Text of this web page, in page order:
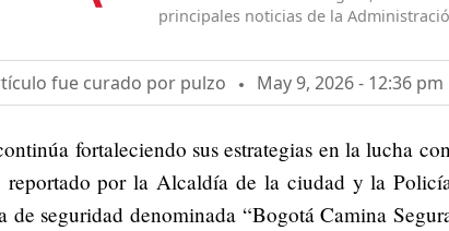
principales noticias de la
fue curado por pulzo May 9, 2026 - 12:36 pm
fortaleciendo sus estrategias en la lucha
reportado por la Alcaldía de la ciudad y la
de seguridad denominada “Bogotá Camina